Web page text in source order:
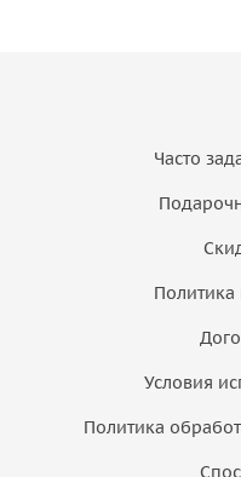
Часто
Политика
Условия
Политика